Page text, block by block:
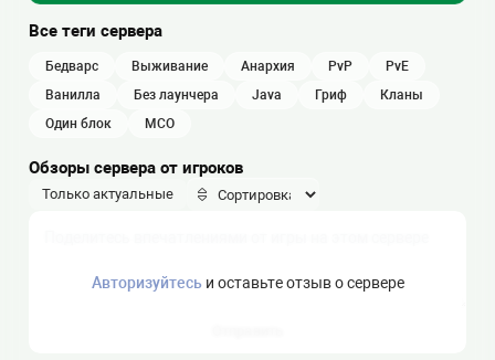
Все теги сервера
бедварс выживание анархия PvP
PvE
ванилла
без лаунчера java гриф
кланы
один блок
МСО
Обзоры сервера от игроков
Только актуальные
Авторизуйтесьи оставьте отзыв о сервере